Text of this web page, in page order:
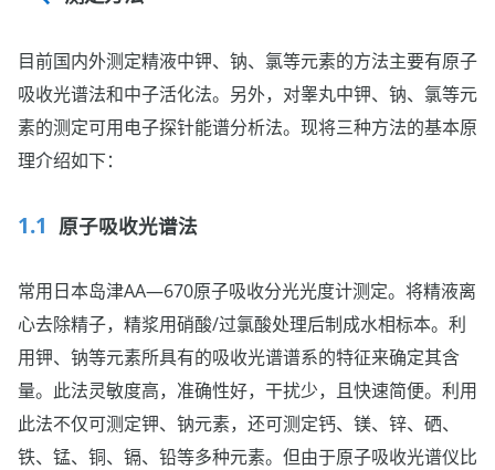
目前国内外测定精液中钾、钠、氯等元素的方法主要有原子
吸收光谱法和中子活化法。另外，对睾丸中钾、钠、氯等元
素的测定可用电子探针能谱分析法。现将三种方法的基本原
理介绍如下：
原子吸收光谱法
常用日本岛津AA—670原子吸收分光光度计测定。将精液离
心去除精子，精浆用硝酸/过氯酸处理后制成水相标本。利
用钾、钠等元素所具有的吸收光谱谱系的特征来确定其含
量。此法灵敏度高，准确性好，干扰少，且快速简便。利用
此法不仅可测定钾、钠元素，还可测定钙、镁、锌、硒、
铁、锰、铜、镉、铅等多种元素。但由于原子吸收光谱仪比